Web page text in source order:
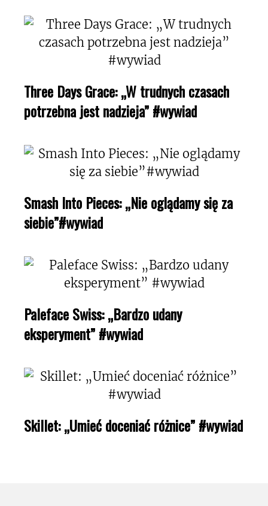
Three Days Grace: „W trudnych czasach
potrzebna jest nadzieja” #wywiad
Smash Into Pieces: „Nie oglądamy się za
siebie”#wywiad
Paleface Swiss: „Bardzo udany
eksperyment” #wywiad
Skillet: „Umieć doceniać różnice” #wywiad